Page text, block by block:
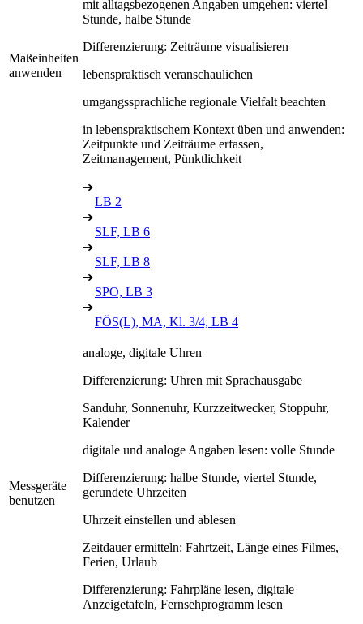
Maßeinheiten
anwenden
mit alltagsbezogenen Angaben umgehen: viertel
Stunde, halbe Stunde
Differenzierung: Zeiträume visualisieren
lebenspraktisch veranschaulichen
umgangssprachliche regionale Vielfalt beachten
in lebenspraktischem Kontext üben und anwenden:
Zeitpunkte und Zeiträume erfassen,
Zeitmanagement, Pünktlichkeit
➔
LB 2
➔
SLF, LB 6
➔
SLF, LB 8
➔
SPO, LB 3
➔
FÖS(L), MA, Kl. 3/4, LB 4
Messgeräte
benutzen
analoge, digitale Uhren
Differenzierung: Uhren mit Sprachausgabe
Sanduhr, Sonnenuhr, Kurzzeitwecker, Stoppuhr,
Kalender
digitale und analoge Angaben lesen: volle Stunde
Differenzierung: halbe Stunde, viertel Stunde,
gerundete Uhrzeiten
Uhrzeit einstellen und ablesen
Zeitdauer ermitteln: Fahrtzeit, Länge eines Filmes,
Ferien, Urlaub
Differenzierung: Fahrpläne lesen, digitale
Anzeigetafeln, Fernsehprogramm lesen